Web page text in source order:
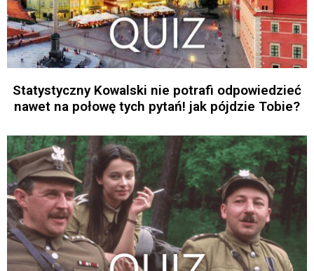
Statystyczny Kowalski nie potrafi odpowiedzieć
nawet na połowę tych pytań! jak pójdzie Tobie?